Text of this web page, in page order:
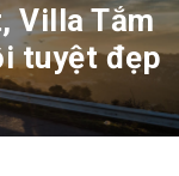
Villa Tắm
tuyệt đẹp